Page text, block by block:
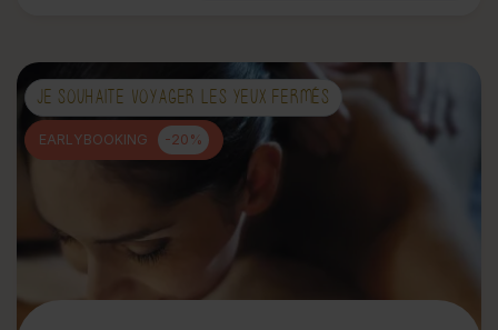
JE SOUHAITE VOYAGER LES YEUX FERMÉS
EARLYBOOKING -20%